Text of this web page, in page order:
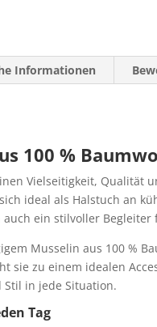
Informationen
100 %
Vielseitigkeit, Qualität
ideal als Halstuch an
ein stilvoller Begleiter
Musselin aus 100 %
sie zu einem idealen
in jede Situation.
Tag